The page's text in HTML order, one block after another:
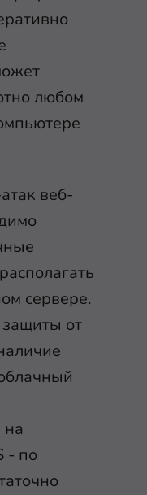
любом
веб-
сервере.
от
- по